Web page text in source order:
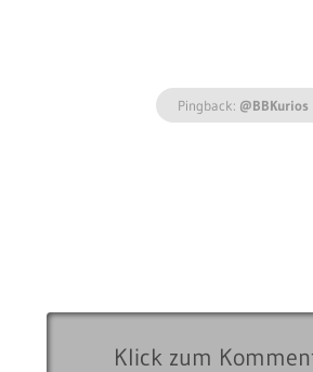
Pingback: @BBKurios